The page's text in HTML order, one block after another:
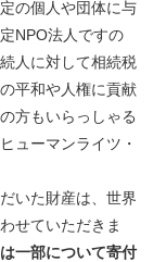
の個人や団体に与
NPO法人ですの
人に対して相続税
平和や人権に貢献
方もいらっしゃる
ューマンライツ・
いた財産は、世界
せていただきま
一部について寄付